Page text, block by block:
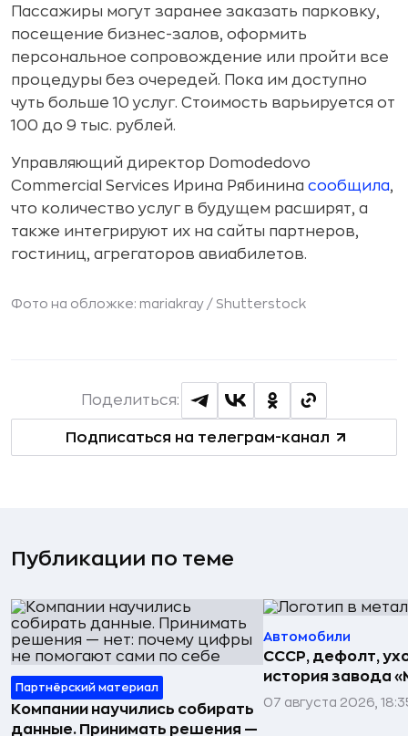
Пассажиры могут заранее заказать парковку,
посещение бизнес-залов, оформить
персональное сопровождение или пройти все
процедуры без очередей. Пока им доступно
чуть больше 10 услуг. Стоимость варьируется от
100 до 9 тыс. рублей.
Управляющий директор Domodedovo
Commercial Services Ирина Рябинина сообщила,
что количество услуг в будущем расширят, а
также интегрируют их на сайты партнеров,
гостиниц, агрегаторов авиабилетов.
Фото на обложке: mariakray / Shutterstock
Подписаться на телеграм-канал
Поделиться:
Публикации по теме
Партнёрский материал
Компании научились собирать
данные. Принимать решения —
Автомобили
СССР, дефолт,
история завода
07 августа 2026,